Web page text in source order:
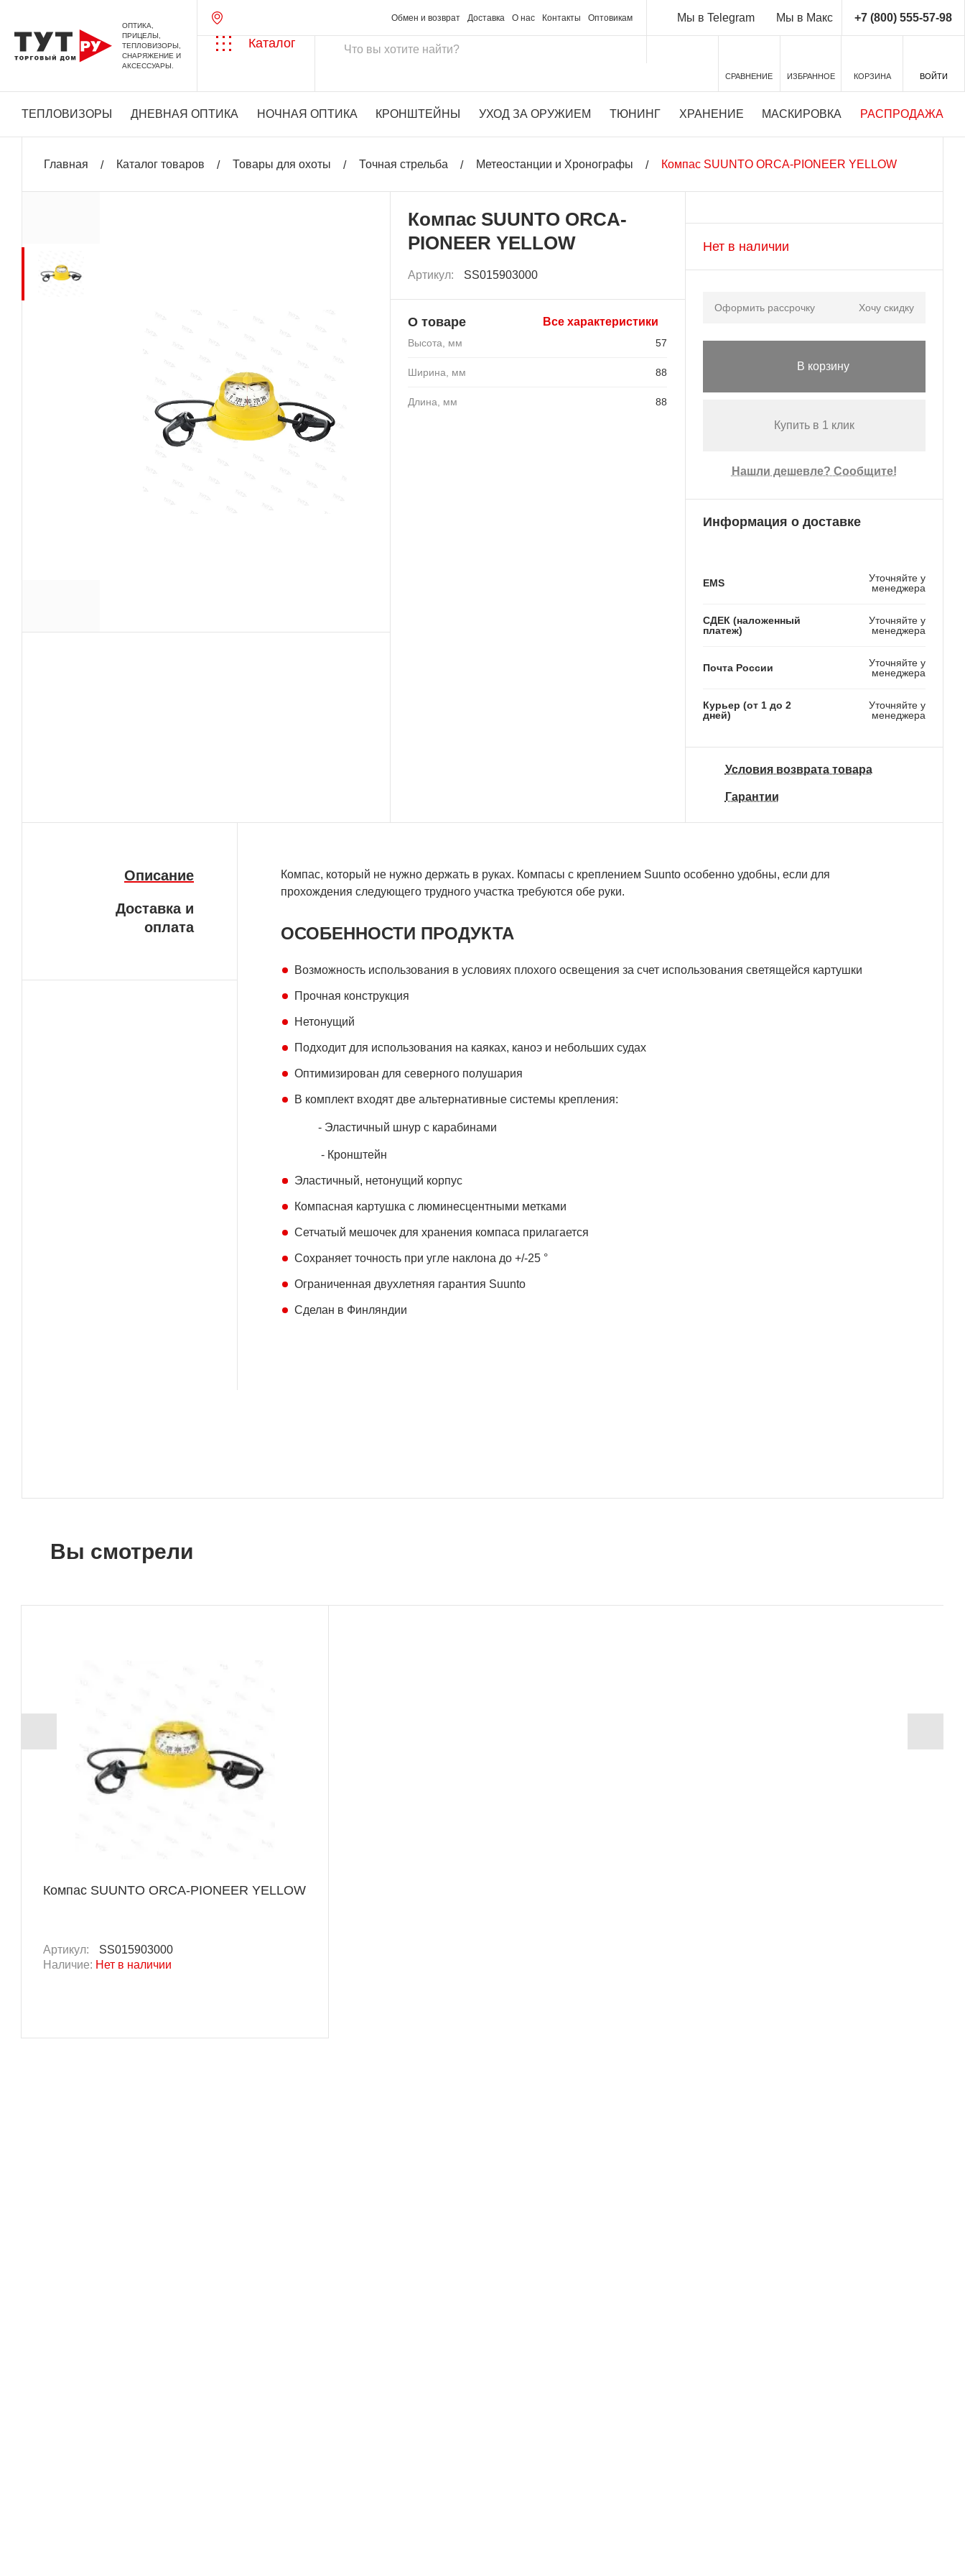
ОПТИКА,
ПРИЦЕЛЫ,
ТЕПЛОВИЗОРЫ,
СНАРЯЖЕНИЕ И
АКСЕССУАРЫ.
Обмен и возврат Доставка О нас Контакты Оптовикам Мы в Telegram Мы в Макс +7 (800) 555-57-98
Каталог
СРАВНЕНИЕ ИЗБРАННОЕ КОРЗИНА ВОЙТИ
ТЕПЛОВИЗОРЫ ДНЕВНАЯ ОПТИКА НОЧНАЯ ОПТИКА КРОНШТЕЙНЫ УХОД ЗА ОРУЖИЕМ ТЮНИНГ ХРАНЕНИЕ МАСКИРОВКА РАСПРОДАЖА
Главная Каталог товаров Товары для охоты Точная стрельба Метеостанции и Хронографы Компас SUUNTO ORCA-PIONEER YELLOW
Компас SUUNTO ORCA-
PIONEER YELLOW
Артикул: SS015903000
О товаре Все характеристики
Высота, мм 57
Ширина, мм 88
Длина, мм 88
Нет в наличии
Оформить рассрочку Хочу скидку
В корзину
Купить в 1 клик
Нашли дешевле? Сообщите!
Информация о доставке
EMS
Уточняйте у
менеджера
СДЕК (наложенный
платеж)
Уточняйте у
менеджера
Почта России
Уточняйте у
менеджера
Курьер (от 1 до 2
дней)
Уточняйте у
менеджера
Условия возврата товара
Гарантии
Описание
Доставка и
оплата
Компас, который не нужно держать в руках. Компасы с креплением Suunto особенно удобны, если для
прохождения следующего трудного участка требуются обе руки.
ОСОБЕННОСТИ ПРОДУКТА
Возможность использования в условиях плохого освещения за счет использования светящейся картушки
Прочная конструкция
Нетонущий
Подходит для использования на каяках, каноэ и небольших судах
Оптимизирован для северного полушария
В комплект входят две альтернативные системы крепления:
- Эластичный шнур с карабинами
- Кронштейн
Эластичный, нетонущий корпус
Компасная картушка с люминесцентными метками
Сетчатый мешочек для хранения компаса прилагается
Сохраняет точность при угле наклона до +/-25 °
Ограниченная двухлетняя гарантия Suunto
Сделан в Финляндии
Вы смотрели
Компас SUUNTO ORCA-PIONEER YELLOW
Артикул:
SS015903000
Наличие: Нет в наличии